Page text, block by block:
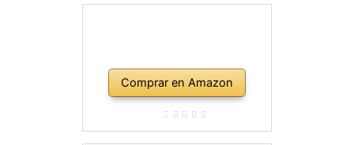
Comprar en Amazon